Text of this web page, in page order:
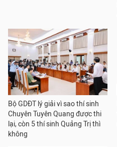
Bộ GDĐT lý giải vì sao thí sinh
Chuyên Tuyên Quang được thi
lại, còn 5 thí sinh Quảng Trị thì
không